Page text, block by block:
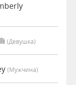
(девушка)
(мужчина)